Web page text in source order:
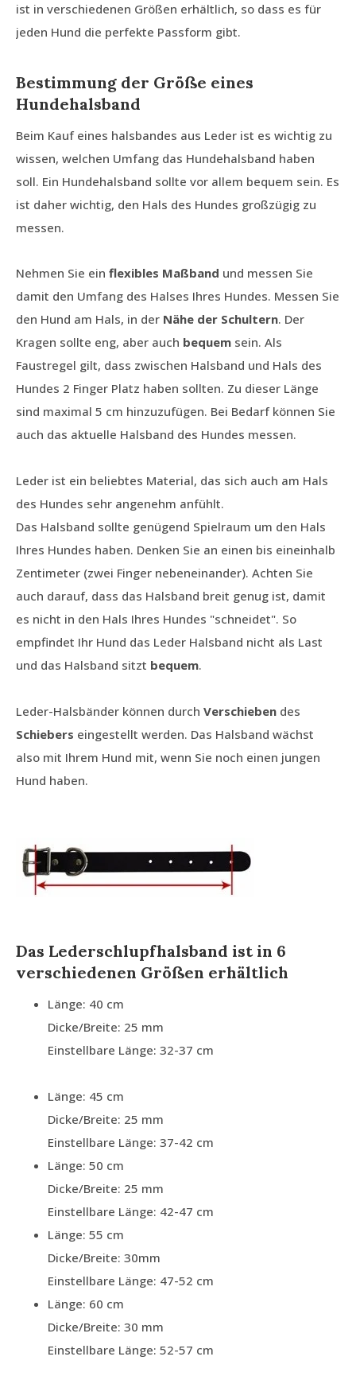
ist in verschiedenen Größen erhältlich, so dass es für
jeden Hund die perfekte Passform gibt.
Bestimmung der Größe eines
Hundehalsband
Beim Kauf eines halsbandes aus Leder ist es wichtig zu
wissen, welchen Umfang das Hundehalsband haben
soll. Ein Hundehalsband sollte vor allem bequem sein. Es
ist daher wichtig, den Hals des Hundes großzügig zu
messen.
Nehmen Sie ein flexibles Maßband und messen Sie
damit den Umfang des Halses Ihres Hundes. Messen Sie
den Hund am Hals, in der Nähe der Schultern. Der
Kragen sollte eng, aber auch bequem sein. Als
Faustregel gilt, dass zwischen Halsband und Hals des
Hundes 2 Finger Platz haben sollten. Zu dieser Länge
sind maximal 5 cm hinzuzufügen. Bei Bedarf können Sie
auch das aktuelle Halsband des Hundes messen.
Leder ist ein beliebtes Material, das sich auch am Hals
des Hundes sehr angenehm anfühlt.
Das Halsband sollte genügend Spielraum um den Hals
Ihres Hundes haben. Denken Sie an einen bis eineinhalb
Zentimeter (zwei Finger nebeneinander). Achten Sie
auch darauf, dass das Halsband breit genug ist, damit
es nicht in den Hals Ihres Hundes "schneidet". So
empfindet Ihr Hund das Leder Halsband nicht als Last
und das Halsband sitzt bequem.
Leder-Halsbänder können durch Verschieben des
Schiebers eingestellt werden. Das Halsband wächst
also mit Ihrem Hund mit, wenn Sie noch einen jungen
Hund haben.
Das Lederschlupfhalsband ist in 6
verschiedenen Größen erhältlich
Länge: 40 cm
Dicke/Breite: 25 mm
Einstellbare Länge: 32-37 cm
Länge: 45 cm
Dicke/Breite: 25 mm
Einstellbare Länge: 37-42 cm
Länge: 50 cm
Dicke/Breite: 25 mm
Einstellbare Länge: 42-47 cm
Länge: 55 cm
Dicke/Breite: 30mm
Einstellbare Länge: 47-52 cm
Länge: 60 cm
Dicke/Breite: 30 mm
Einstellbare Länge: 52-57 cm